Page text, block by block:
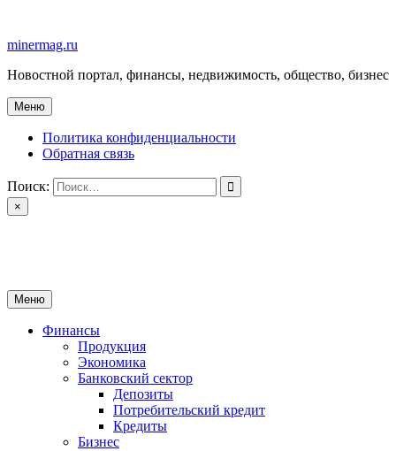
содержимому
minermag.ru
Новостной портал, финансы, недвижимость, общество, бизнес
Меню
Политика конфиденциальности
Обратная связь
Поиск:
×
Меню
Финансы
Продукция
Экономика
Банковский сектор
Депозиты
Потребительский кредит
Кредиты
Бизнес